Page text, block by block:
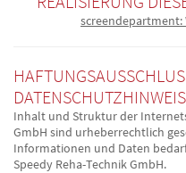
screendepartment:
DATENSCHUTZHINWEIS
Inhalt und Struktur der
GmbH sind urheberrechtlich
Informationen und Daten
Speedy Reha-Technik GmbH.